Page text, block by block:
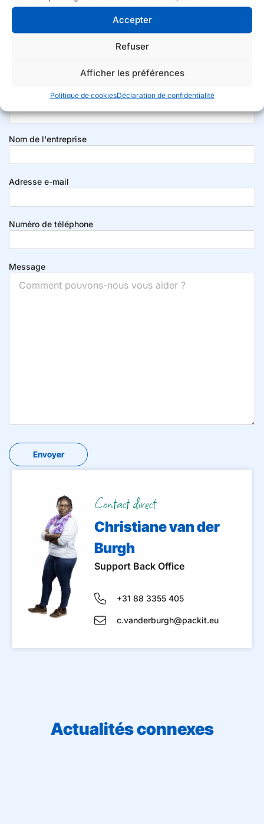
Accepter
Refuser
Afficher les préférences
Politique de cookiesDéclaration de confidentialité
vous renseigner !
En effet, c’est le fil conducteur de notre façon de
produits, mais aussi pour notre organisation interne.
Contact direct
Christiane van der
Burgh
Support Back Office
+31 88 3355 405
c.vanderburgh@packit.eu
Nom de l'entreprise
Adresse e-mail
Numéro de téléphone
Message
Actualités connexes